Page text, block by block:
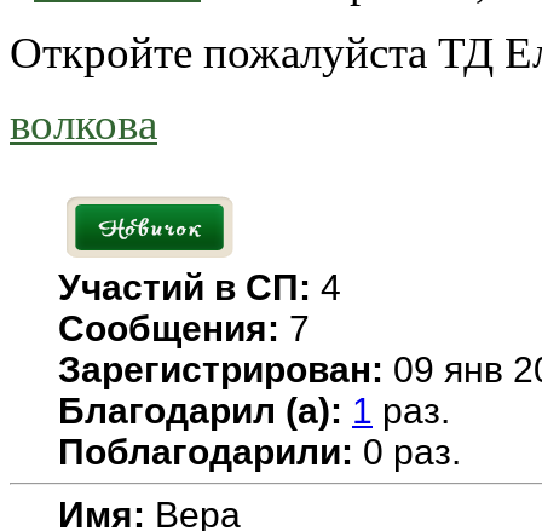
Откройте пожалуйста ТД
волкова
Участий в СП: 4
Сообщения: 7
Зарегистрирован: 09 янв
Благодарил (а): 1 раз.
Поблагодарили: 0 раз.
Имя: Вера